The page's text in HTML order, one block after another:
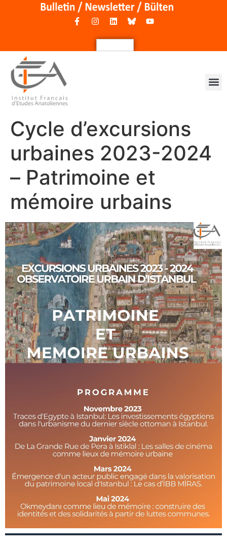
Cycle d’excursions
urbaines 2023-2024
– Patrimoine et
mémoire urbains